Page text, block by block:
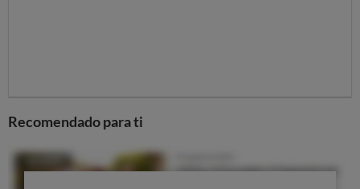
campañas de promoción en las que se llega incluso a
recomendar su uso para tratar la osteopenia, una fase
anterior de la osteoporosis, menos seria pero más
Recomendado para ti